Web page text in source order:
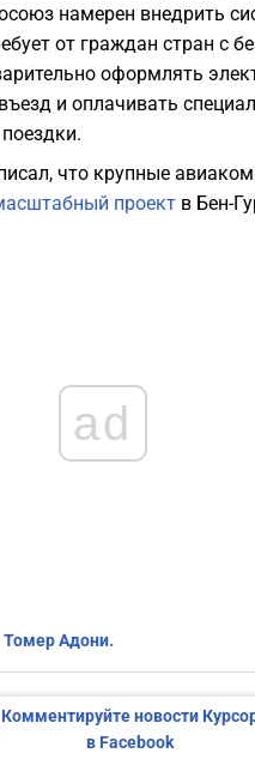
намерен внедрить
от граждан стран с
оформлять
и оплачивать
что крупные
проект в Бен-
ad
Томер Адони.
Комментируйте новости
в Facebook